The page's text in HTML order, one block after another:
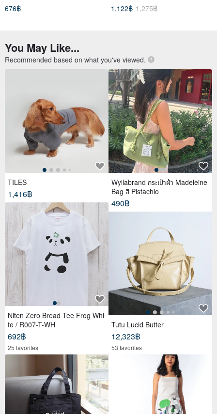
676฿
1,122฿ 1,275฿
You May Like...
Recommended based on what you've viewed.
TILES
1,416฿
Niten Zero Bread Tee Frog Whi
te / R007-T-WH
692฿
25 favorites
Wyllabrand กระเป๋าผ้า Madeleine
Bag สี Pistachio
490฿
Tutu Lucid Butter
12,323฿
53 favorites